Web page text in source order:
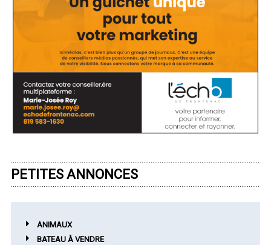
PETITES ANNONCES
ANIMAUX
BATEAU À VENDRE